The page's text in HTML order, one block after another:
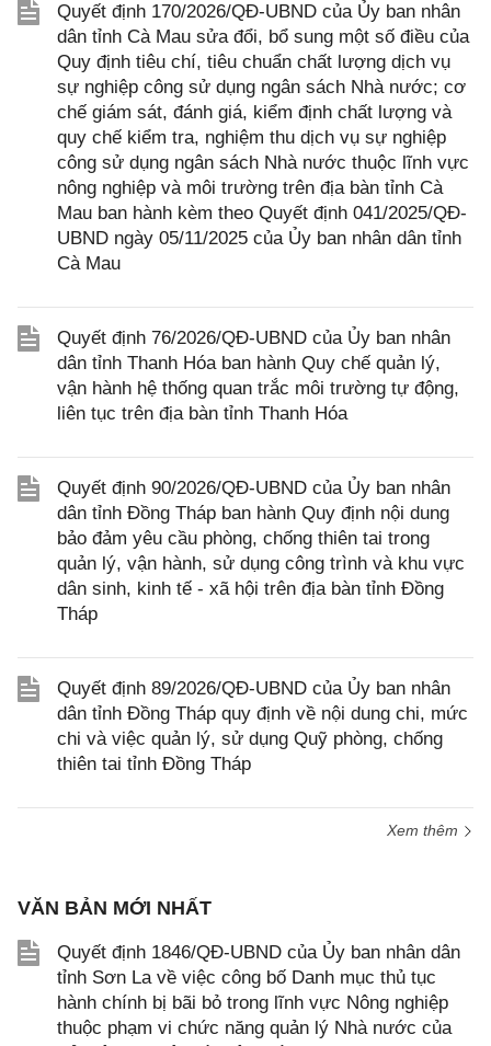
Quyết định 170/2026/QĐ-UBND của Ủy ban nhân
dân tỉnh Cà Mau sửa đổi, bổ sung một số điều của
Quy định tiêu chí, tiêu chuẩn chất lượng dịch vụ
sự nghiệp công sử dụng ngân sách Nhà nước; cơ
chế giám sát, đánh giá, kiểm định chất lượng và
quy chế kiểm tra, nghiệm thu dịch vụ sự nghiệp
công sử dụng ngân sách Nhà nước thuộc lĩnh vực
nông nghiệp và môi trường trên địa bàn tỉnh Cà
Mau ban hành kèm theo Quyết định 041/2025/QĐ-
UBND ngày 05/11/2025 của Ủy ban nhân dân tỉnh
Cà Mau
Quyết định 76/2026/QĐ-UBND của Ủy ban nhân
dân tỉnh Thanh Hóa ban hành Quy chế quản lý,
vận hành hệ thống quan trắc môi trường tự động,
liên tục trên địa bàn tỉnh Thanh Hóa
Quyết định 90/2026/QĐ-UBND của Ủy ban nhân
dân tỉnh Đồng Tháp ban hành Quy định nội dung
bảo đảm yêu cầu phòng, chống thiên tai trong
quản lý, vận hành, sử dụng công trình và khu vực
dân sinh, kinh tế - xã hội trên địa bàn tỉnh Đồng
Tháp
Quyết định 89/2026/QĐ-UBND của Ủy ban nhân
dân tỉnh Đồng Tháp quy định về nội dung chi, mức
chi và việc quản lý, sử dụng Quỹ phòng, chống
thiên tai tỉnh Đồng Tháp
Xem thêm
VĂN BẢN MỚI NHẤT
Quyết định 1846/QĐ-UBND của Ủy ban nhân dân
tỉnh Sơn La về việc công bố Danh mục thủ tục
hành chính bị bãi bỏ trong lĩnh vực Nông nghiệp
thuộc phạm vi chức năng quản lý Nhà nước của